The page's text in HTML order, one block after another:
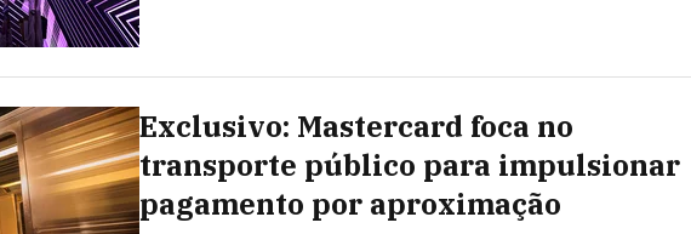
Exclusivo: Mastercard foca no
transporte público para impulsionar
pagamento por aproximação